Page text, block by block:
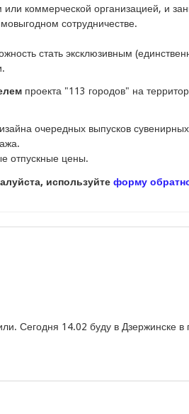
коммерческой организацией, и
сотрудничестве.
стать эксклюзивным
проекта "113 городов" на
очередных выпусков
отпускные цены.
используйте форму
Сегодня 14.02 буду в Дзержинске в